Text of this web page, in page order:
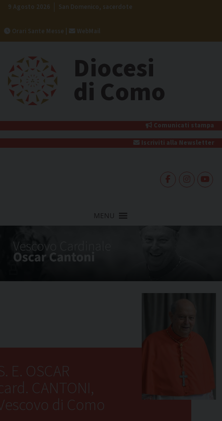
Skip
content
9 Agosto 2026 San Domenico, sacerdote
Orari Sante Messe WebMail
Diocesi
di Como
Comunicati stampa
Iscriviti alla Newsletter
MENU
E. OSCAR
CANTONI,
di Como